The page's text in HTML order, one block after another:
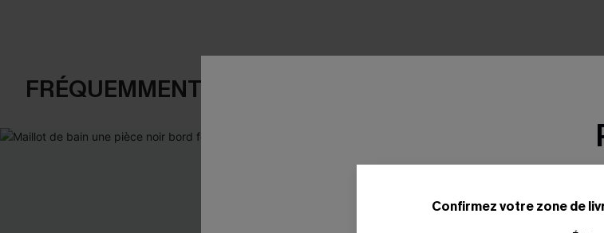
FRÉQUEMMENT ACHETÉS ENSEMBLE
Confirmez votre zone de